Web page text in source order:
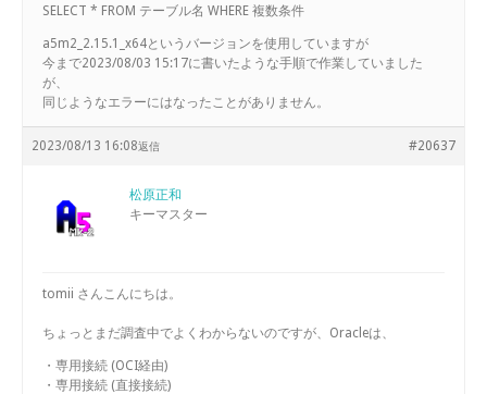
SELECT * FROM テーブル名 WHERE 複数条件
a5m2_2.15.1_x64というバージョンを使用していますが
今まで2023/08/03 15:17に書いたような手順で作業していました
が、
同じようなエラーにはなったことがありません。
2023/08/13 16:08 #20637
返信
松原正和
キーマスター
tomii さんこんにちは。
ちょっとまだ調査中でよくわからないのですが、Oracleは、
・専用接続 (OCI経由)
・専用接続 (直接接続)